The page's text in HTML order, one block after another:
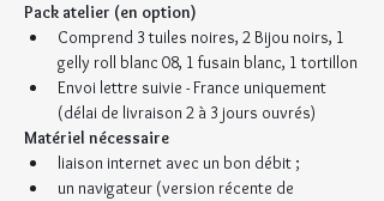
Pack atelier (en option)
Comprend 3 tuiles noires, 2 Bijou noirs, 1
gelly roll blanc 08, 1 fusain blanc, 1 tortillon
Envoi lettre suivie - France uniquement
(délai de livraison 2 à 3 jours ouvrés)
Matériel nécessaire
liaison internet avec un bon débit ;
un navigateur (version récente de